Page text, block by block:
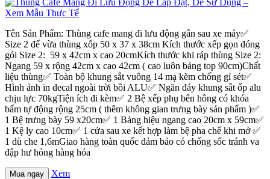
Tên Sản Phẩm: Thùng cafe mang đi lưu động gắn sau xe máy✅
Size 2 để vừa thùng xốp 50 x 37 x 38cm Kích thước xếp gọn đóng
gói Size 2: 59 x 42cm x cao 20cmKích thước khi ráp thùng Size 2:
Ngang 59 x rộng 42cm x cao 42cm ( cao luôn bảng top 90cm)Chất
liệu thùng✅ Toàn bộ khung sắt vuông 14 mạ kẽm chống gỉ sét✅
Hình ảnh in decal ngoài trời bồi ALU✅ Ngăn đáy khung sắt ốp alu
chịu lực 70kgTiện ích đi kèm✅ 2 Bệ xếp phụ bên hông có khóa
bấm tự động rộng 25cm ( thêm không gian trưng bày sản phẩm )✅
1 Bệ trưng bày 59 x20cm✅ 1 Bảng hiệu ngang cao 20cm x 59cm✅
1 Kệ ly cao 10cm✅ 1 cửa sau xe kết hợp làm bệ pha chế khi mở ✅
1 dù che 1,6mGiao hàng toàn quốc đảm bảo có chống sốc tránh va
đập hư hỏng hàng hóa
Mua ngay Xem